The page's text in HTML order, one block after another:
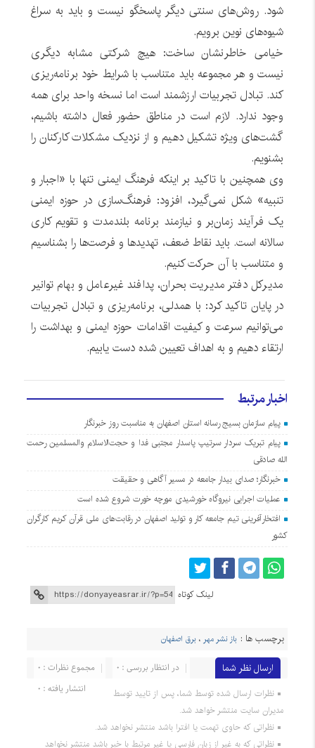
شود. روش‌های سنتی دیگر پاسخگو نیست و باید به سراغ
شیوه‌های نوین برویم.
خیامی خاطرنشان ساخت: هیچ شرکتی مشابه دیگری
نیست و هر مجموعه باید متناسب با شرایط خود برنامه‌ریزی
کند. تبادل تجربیات ارزشمند است اما نسخه واحد برای همه
وجود ندارد. لازم است در مناطق حضور فعال داشته باشیم،
گشت‌های ویژه تشکیل دهیم و از نزدیک مشکلات کارکنان را
بشنویم.
وی همچنین با تاکید بر اینکه فرهنگ ایمنی تنها با «اجبار و
تنبیه» شکل نمی‌گیرد، افزود: فرهنگ‌سازی در حوزه ایمنی
یک فرآیند زمان‌بر و نیازمند برنامه بلندمدت و تقویم کاری
سالانه است. باید نقاط ضعف، تهدیدها و فرصت‌ها را بشناسیم
و متناسب با آن حرکت کنیم.
مدیرکل دفتر مدیریت بحران، پدافند غیرعامل و بهام توانیر
در پایان تاکید کرد: با همدلی، برنامه‌ریزی و تبادل تجربیات
می‌توانیم سرعت و کیفیت اقدامات حوزه ایمنی و بهداشت را
ارتقاء دهیم و به اهداف تعیین‌ شده دست یابیم.
اخبار مرتبط
پیام سازمان بسیج رسانه استان اصفهان به مناسبت روز خبرنگار
پیام تبریک سردار سرتیپ پاسدار مجتبی فدا و حجت‌الاسلام والمسلمین رحمت
الله صادقی
خبرنگار؛ صدای بیدار جامعه در مسیر آگاهی و حقیقت
عملیات اجرایی نیروگاه خورشیدی مورچه خورت شروع شده است
افتخارآفرینی تیم جامعه کار و تولید اصفهان در رقابت‌های ملی قرآن کریم کارگران
کشور
لینک کوتاه
برچسب ها : باز نشر مهر ،برق اصفهان
ارسال نظر شما مجموع نظرات : 0
در انتظار بررسی : 0
انتشار یافته : 0
نظرات ارسال شده توسط شما، پس از تایید توسط
مدیران سایت منتشر خواهد شد.
نظراتی که حاوی تهمت یا افترا باشد منتشر نخواهد شد.
نظراتی که به غیر از زبان فارسی یا غیر مرتبط با خبر باشد منتشر نخواهد